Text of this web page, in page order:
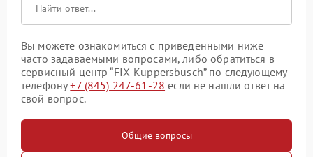
Вы можете ознакомиться с приведенными ниже
часто задаваемыми вопросами, либо обратиться в
сервисный центр “FIX-Kuppersbusch” по следующему
телефону+7 (845) 247-61-28 если не нашли ответ на
свой вопрос.
Общие вопросы